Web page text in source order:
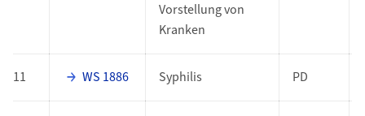
Vorstellung von
Kranken
11 WS 1886 Syphilis PD